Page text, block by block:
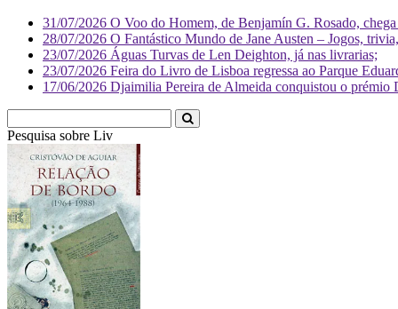
31/07/2026 O Voo do Homem, de Benjamín G. Rosado,
28/07/2026 O Fantástico Mundo de Jane Austen – Jogos,
23/07/2026 Águas Turvas de Len Deighton, já nas livrarias;
23/07/2026 Feira do Livro de Lisboa regressa ao Parque
17/06/2026 Djaimilia Pereira de Almeida conquistou o
Pesquisa sobre Literatura